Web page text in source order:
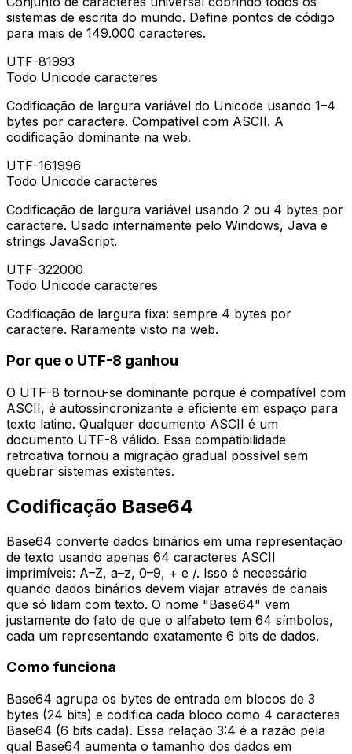
sistemas de escrita do mundo. Define pontos de código
para mais de 149.000 caracteres.
UTF-81993
Todo Unicode caracteres
Codificação de largura variável do Unicode usando 1–4
bytes por caractere. Compatível com ASCII. A
codificação dominante na web.
UTF-161996
Todo Unicode caracteres
Codificação de largura variável usando 2 ou 4 bytes por
caractere. Usado internamente pelo Windows, Java e
strings JavaScript.
UTF-322000
Todo Unicode caracteres
Codificação de largura fixa: sempre 4 bytes por
caractere. Raramente visto na web.
Por que o UTF-8 ganhou
O UTF-8 tornou-se dominante porque é compatível com
ASCII, é autossincronizante e eficiente em espaço para
texto latino. Qualquer documento ASCII é um
documento UTF-8 válido. Essa compatibilidade
retroativa tornou a migração gradual possível sem
quebrar sistemas existentes.
Codificação Base64
Base64 converte dados binários em uma representação
de texto usando apenas 64 caracteres ASCII
imprimíveis: A–Z, a–z, 0–9, + e /. Isso é necessário
quando dados binários devem viajar através de canais
que só lidam com texto. O nome "Base64" vem
justamente do fato de que o alfabeto tem 64 símbolos,
cada um representando exatamente 6 bits de dados.
Como funciona
Base64 agrupa os bytes de entrada em blocos de 3
bytes (24 bits) e codifica cada bloco como 4 caracteres
Base64 (6 bits cada). Essa relação 3:4 é a razão pela
qual Base64 aumenta o tamanho dos dados em